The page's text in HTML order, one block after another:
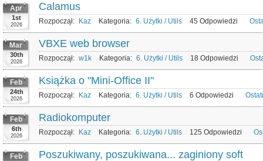
Apr
1st
2026
Calamus
Rozpoczął: Kaz Kategoria: 6. Użytki / Utils 45 Odpowiedzi
Mar
30th
2026
VBXE web browser
Rozpoczął: w1k Kategoria: 6. Użytki / Utils 18 Odpowiedzi
Feb
24th
2026
Książka o "Mini-Office II"
Rozpoczął: Kaz Kategoria: 6. Użytki / Utils 6 Odpowiedzi
Feb
6th
2026
Radiokomputer
Rozpoczął: Kaz Kategoria: 6. Użytki / Utils 125 Odpowiedzi
Feb Poszukiwany, poszukiwana... zaginiony soft